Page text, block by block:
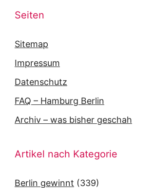
Seiten
Sitemap
Impressum
Datenschutz
FAQ – Hamburg Berlin
Archiv – was bisher geschah
Artikel nach Kategorie
Berlin gewinnt (339)